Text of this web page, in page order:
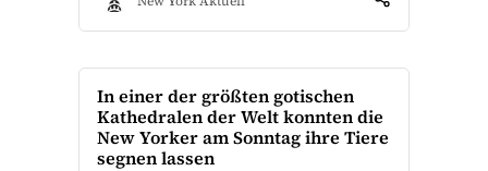
In einer der größten gotischen
Kathedralen der Welt konnten die
New Yorker am Sonntag ihre Tiere
segnen lassen